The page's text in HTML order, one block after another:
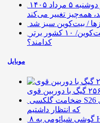
قیمت تتر، بیت‌کوین و اتریوم امروز دوشنبه ۵ مرداد ۱۴۰۵
همه‌چیز تغییر می‌کند
/ بیت‌کوین سبز شد
رقابت پنهان دولت‌ها بر سر بیت‌کوین/ ۱۰ کشور برتر
کدامند؟
موبایل
ضخامت گلکسی S26 پرو، اج و اولترا لو رفت؛ همان‌چیزی
که انتظار داشتیم
۸ گوشی شیائومی به HyperOS 3 (نسخه آزمایشی) آپدیت